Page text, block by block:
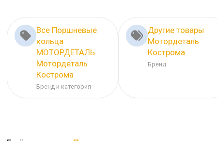
Все Поршневые
кольца
МОТОРДЕТАЛЬ
Мотордеталь
Кострома
Бренд и категория
Другие товары
Мотордеталь
Кострома
Бренд